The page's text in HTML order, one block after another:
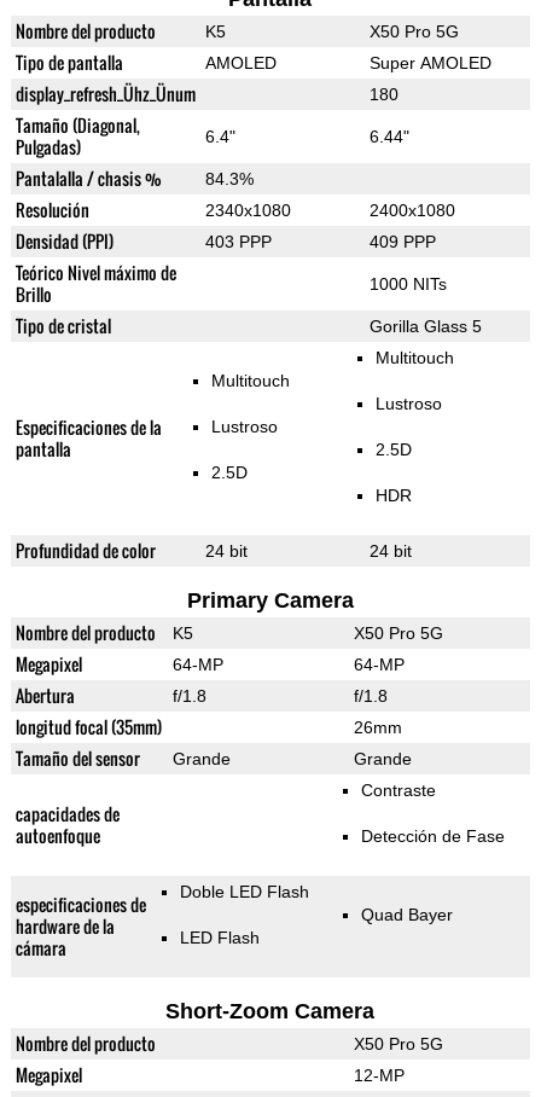
Nombre del producto K5 X50 Pro 5G
Tipo de pantalla AMOLED Super AMOLED
display_refresh_Ühz_Ünum 180
Tamaño (Diagonal,
Pulgadas)
6.4" 6.44"
Pantalalla / chasis % 84.3%
Resolución 2340x1080 2400x1080
Densidad (PPI) 403 PPP 409 PPP
Teórico Nivel máximo de
Brillo
1000 NITs
Tipo de cristal Gorilla Glass 5
Especificaciones de la
pantalla
Multitouch
Lustroso
2.5D
Multitouch
Lustroso
2.5D
HDR
Profundidad de color 24 bit 24 bit
Primary Camera
Nombre del producto K5 X50 Pro 5G
Megapixel 64-MP 64-MP
Abertura f/1.8 f/1.8
longitud focal (35mm) 26mm
Tamaño del sensor Grande Grande
capacidades de
autoenfoque
Contraste
Detección de Fase
especificaciones de
hardware de la
cámara
Doble LED Flash
LED Flash
Quad Bayer
Short-Zoom Camera
Nombre del producto X50 Pro 5G
Megapixel 12-MP